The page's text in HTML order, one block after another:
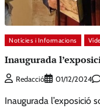
Notícies i Informacions
Inaugurada
Redacció 01/12/2024
Inaugurada l’exposició